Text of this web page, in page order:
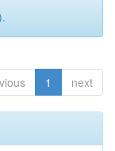
1 next